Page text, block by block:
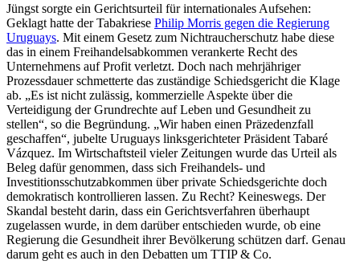
Jüngst sorgte ein Gerichtsurteil für internationales Aufsehen:
Geklagt hatte der Tabakriese Philip Morris gegen die Regierung
Uruguays. Mit einem Gesetz zum Nichtraucherschutz habe diese
das in einem Freihandelsabkommen verankerte Recht des
Unternehmens auf Profit verletzt. Doch nach mehrjähriger
Prozessdauer schmetterte das zuständige Schiedsgericht die Klage
ab. „Es ist nicht zulässig, kommerzielle Aspekte über die
Verteidigung der Grundrechte auf Leben und Gesundheit zu
stellen“, so die Begründung. „Wir haben einen Präzedenzfall
geschaffen“, jubelte Uruguays linksgerichteter Präsident Tabaré
Vázquez. Im Wirtschaftsteil vieler Zeitungen wurde das Urteil als
Beleg dafür genommen, dass sich Freihandels- und
Investitionsschutzabkommen über private Schiedsgerichte doch
demokratisch kontrollieren lassen. Zu Recht? Keineswegs. Der
Skandal besteht darin, dass ein Gerichtsverfahren überhaupt
zugelassen wurde, in dem darüber entschieden wurde, ob eine
Regierung die Gesundheit ihrer Bevölkerung schützen darf. Genau
darum geht es auch in den Debatten um TTIP & Co.